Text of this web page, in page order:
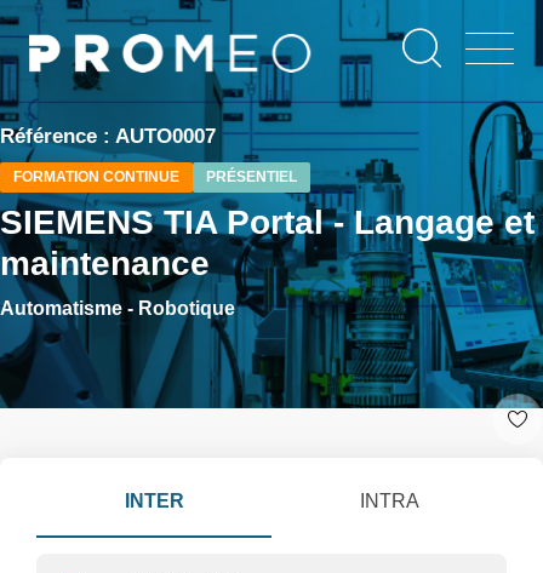
Aller
au
contenu
principal
Référence : AUTO0007
FORMATION CONTINUE PRÉSENTIEL
SIEMENS TIA Portal - Langage et
maintenance
Automatisme - Robotique
INTER INTRA
Panneau de gestion des cookies